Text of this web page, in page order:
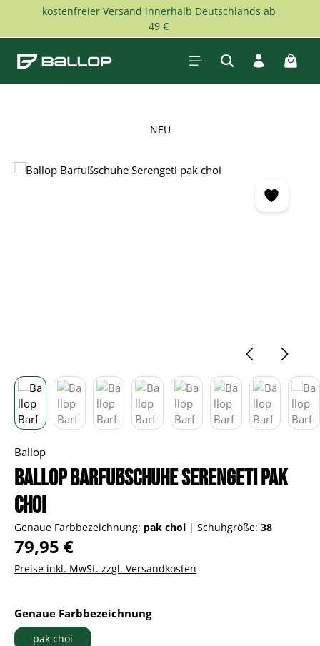
Zum Hauptinhalt springen
kostenfreier Versand innerhalb Deutschlands ab
49 €
NEU
Bildergalerie überspringen
Ballop
Ballop Barfußschuhe Serengeti pak
choi
Genaue Farbbezeichnung: pak choi | Schuhgröße: 38
Regulärer Preis:
79,95 €
Preise inkl. MwSt. zzgl. Versandkosten
Genaue Farbbezeichnungauswählen
pak choi